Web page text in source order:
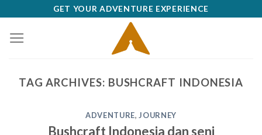
content
GET YOUR ADVENTURE EXPERIENCE
TAG ARCHIVES: BUSHCRAFT INDONESIA
ADVENTURE, JOURNEY
Bushcraft Indonesia dan seni